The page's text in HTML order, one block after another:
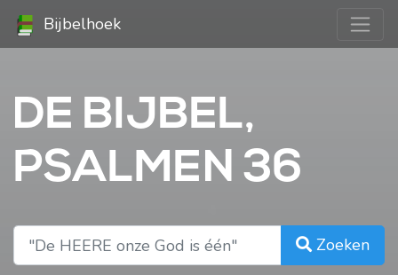
Bijbelhoek
DE BIJBEL,
PSALMEN 36
Zoeken